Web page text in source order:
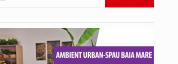
Senator PSD Maramures, Sorin Vlasin: Amendamentele PSD privind centralele pe cărbune reglementează un principiu de bun-simț: nu desființăm nimic fără…